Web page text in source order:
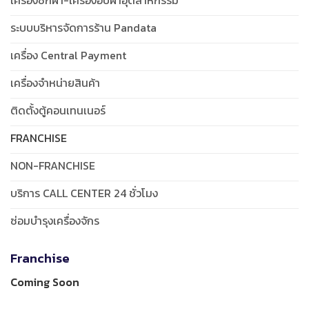
ระบบบริหารจัดการร้าน Pandata
เครื่อง Central Payment
เครื่องจำหน่ายสินค้า
ติดตั้งตู้คอนเทนเนอร์
FRANCHISE
NON-FRANCHISE
บริการ CALL CENTER 24 ชั่วโมง
ซ่อมบำรุงเครื่องจักร
Franchise
Coming Soon